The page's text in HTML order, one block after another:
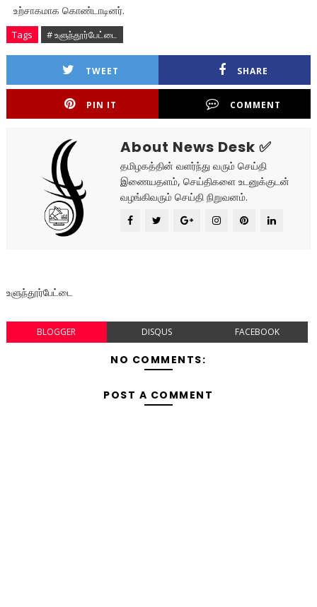
உற்சாகமாக கொண்டாடினர்.
Tags # உளுந்தூர்பேட்டை
TWEET SHARE
PIN IT COMMENT
About News Desk ✅
தமிழகத்தின் வளர்ந்து வரும் செய்தி
இணையதளம், செய்திகளை உடனுக்குடன்
வழங்கிவரும் செய்தி நிறுவனம்.
உளுந்தூர்பேட்டை
BLOGGER DISQUS FACEBOOK
NO COMMENTS:
POST A COMMENT